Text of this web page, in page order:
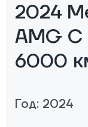
2024
AMG
6000
Год: 2024